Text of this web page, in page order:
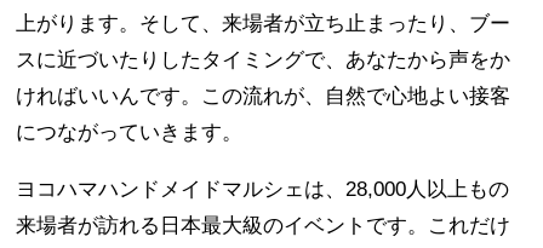
上がります。そして、来場者が立ち止まったり、ブー
スに近づいたりしたタイミングで、あなたから声をか
ければいいんです。この流れが、自然で心地よい接客
につながっていきます。
ヨコハマハンドメイドマルシェは、28,000人以上もの
来場者が訪れる日本最大級のイベントです。これだけ